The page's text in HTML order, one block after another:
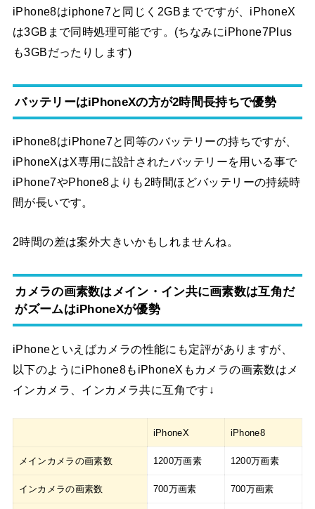
iPhone8はiphone7と同じく2GBまでですが、iPhoneX
は3GBまで同時処理可能です。(ちなみにiPhone7Plus
も3GBだったりします)
バッテリーはiPhoneXの方が2時間長持ちで優勢
iPhone8はiPhone7と同等のバッテリーの持ちですが、
iPhoneXはX専用に設計されたバッテリーを用いる事で
iPhone7やPhone8よりも2時間ほどバッテリーの持続時
間が長いです。
2時間の差は案外大きいかもしれませんね。
カメラの画素数はメイン・イン共に画素数は互角だ
がズームはiPhoneXが優勢
iPhoneといえばカメラの性能にも定評がありますが、
以下のようにiPhone8もiPhoneXもカメラの画素数はメ
インカメラ、インカメラ共に互角です↓
iPhoneX iPhone8
メインカメラの画素数 1200万画素 1200万画素
インカメラの画素数 700万画素 700万画素